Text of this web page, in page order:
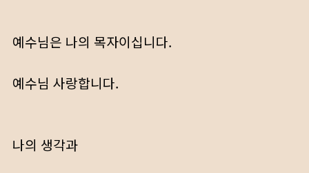
예수님은 나의 목자이십니다.
예수님 사랑합니다.
나의 생각과